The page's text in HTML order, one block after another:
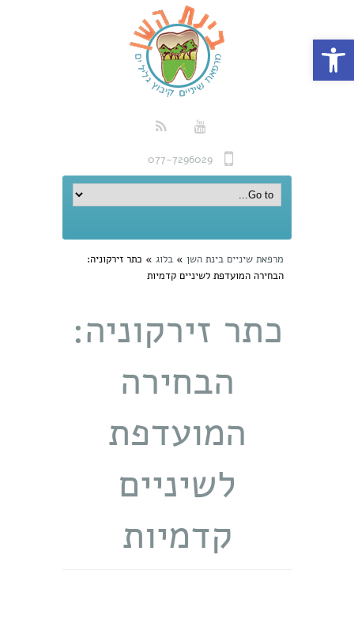
פתח סרגל נגישות
077-7296029
מרפאת שיניים בינת השן » בלוג » כתר זירקוניה:
הבחירה המועדפת לשיניים קדמיות
כתר זירקוניה:
הבחירה
המועדפת
לשיניים
קדמיות